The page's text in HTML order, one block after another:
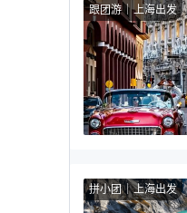
跟团游 上海出发
拼小团 上海出发